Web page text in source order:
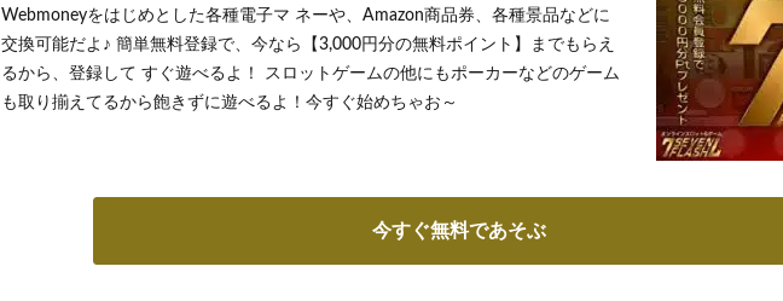
Webmoneyをはじめとした各種電子マ ネーや、Amazon商品券、各種景品などに
交換可能だよ♪ 簡単無料登録で、今なら【3,000円分の無料ポイント】までもらえ
るから、登録して すぐ遊べるよ！ スロットゲームの他にもポーカーなどのゲーム
も取り揃えてるから飽きずに遊べるよ！今すぐ始めちゃお～
今すぐ無料であそぶ